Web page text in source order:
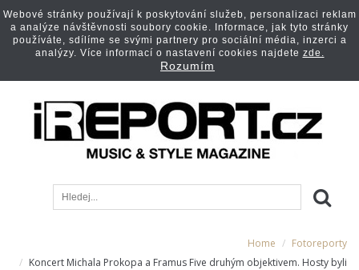
Home
Fotoreporty
Koncert Michala Prokopa a Framus Five druhým objektivem. Hosty byli
Webové stránky používají k poskytování služeb, personalizaci reklam
a analýze návštěvnosti soubory cookie. Informace, jak tyto stránky
používáte, sdílíme se svými partnery pro sociální média, inzerci a
analýzy. Více informací o nastavení cookies najdete zde.
Rozumím